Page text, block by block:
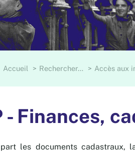
Accueil Rechercher… Accès aux
- Finances,
les documents cadastraux,